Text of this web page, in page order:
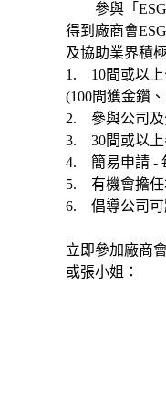
參與「ESG
得到廠商會
及協助業界積
1. 10間或以上
(100間獲金鑽
2. 參與公司及
3. 30間或以上
4. 簡易申請 -
5. 有機會擔任
6. 倡導公司可
立即參加廠商
或張小姐：